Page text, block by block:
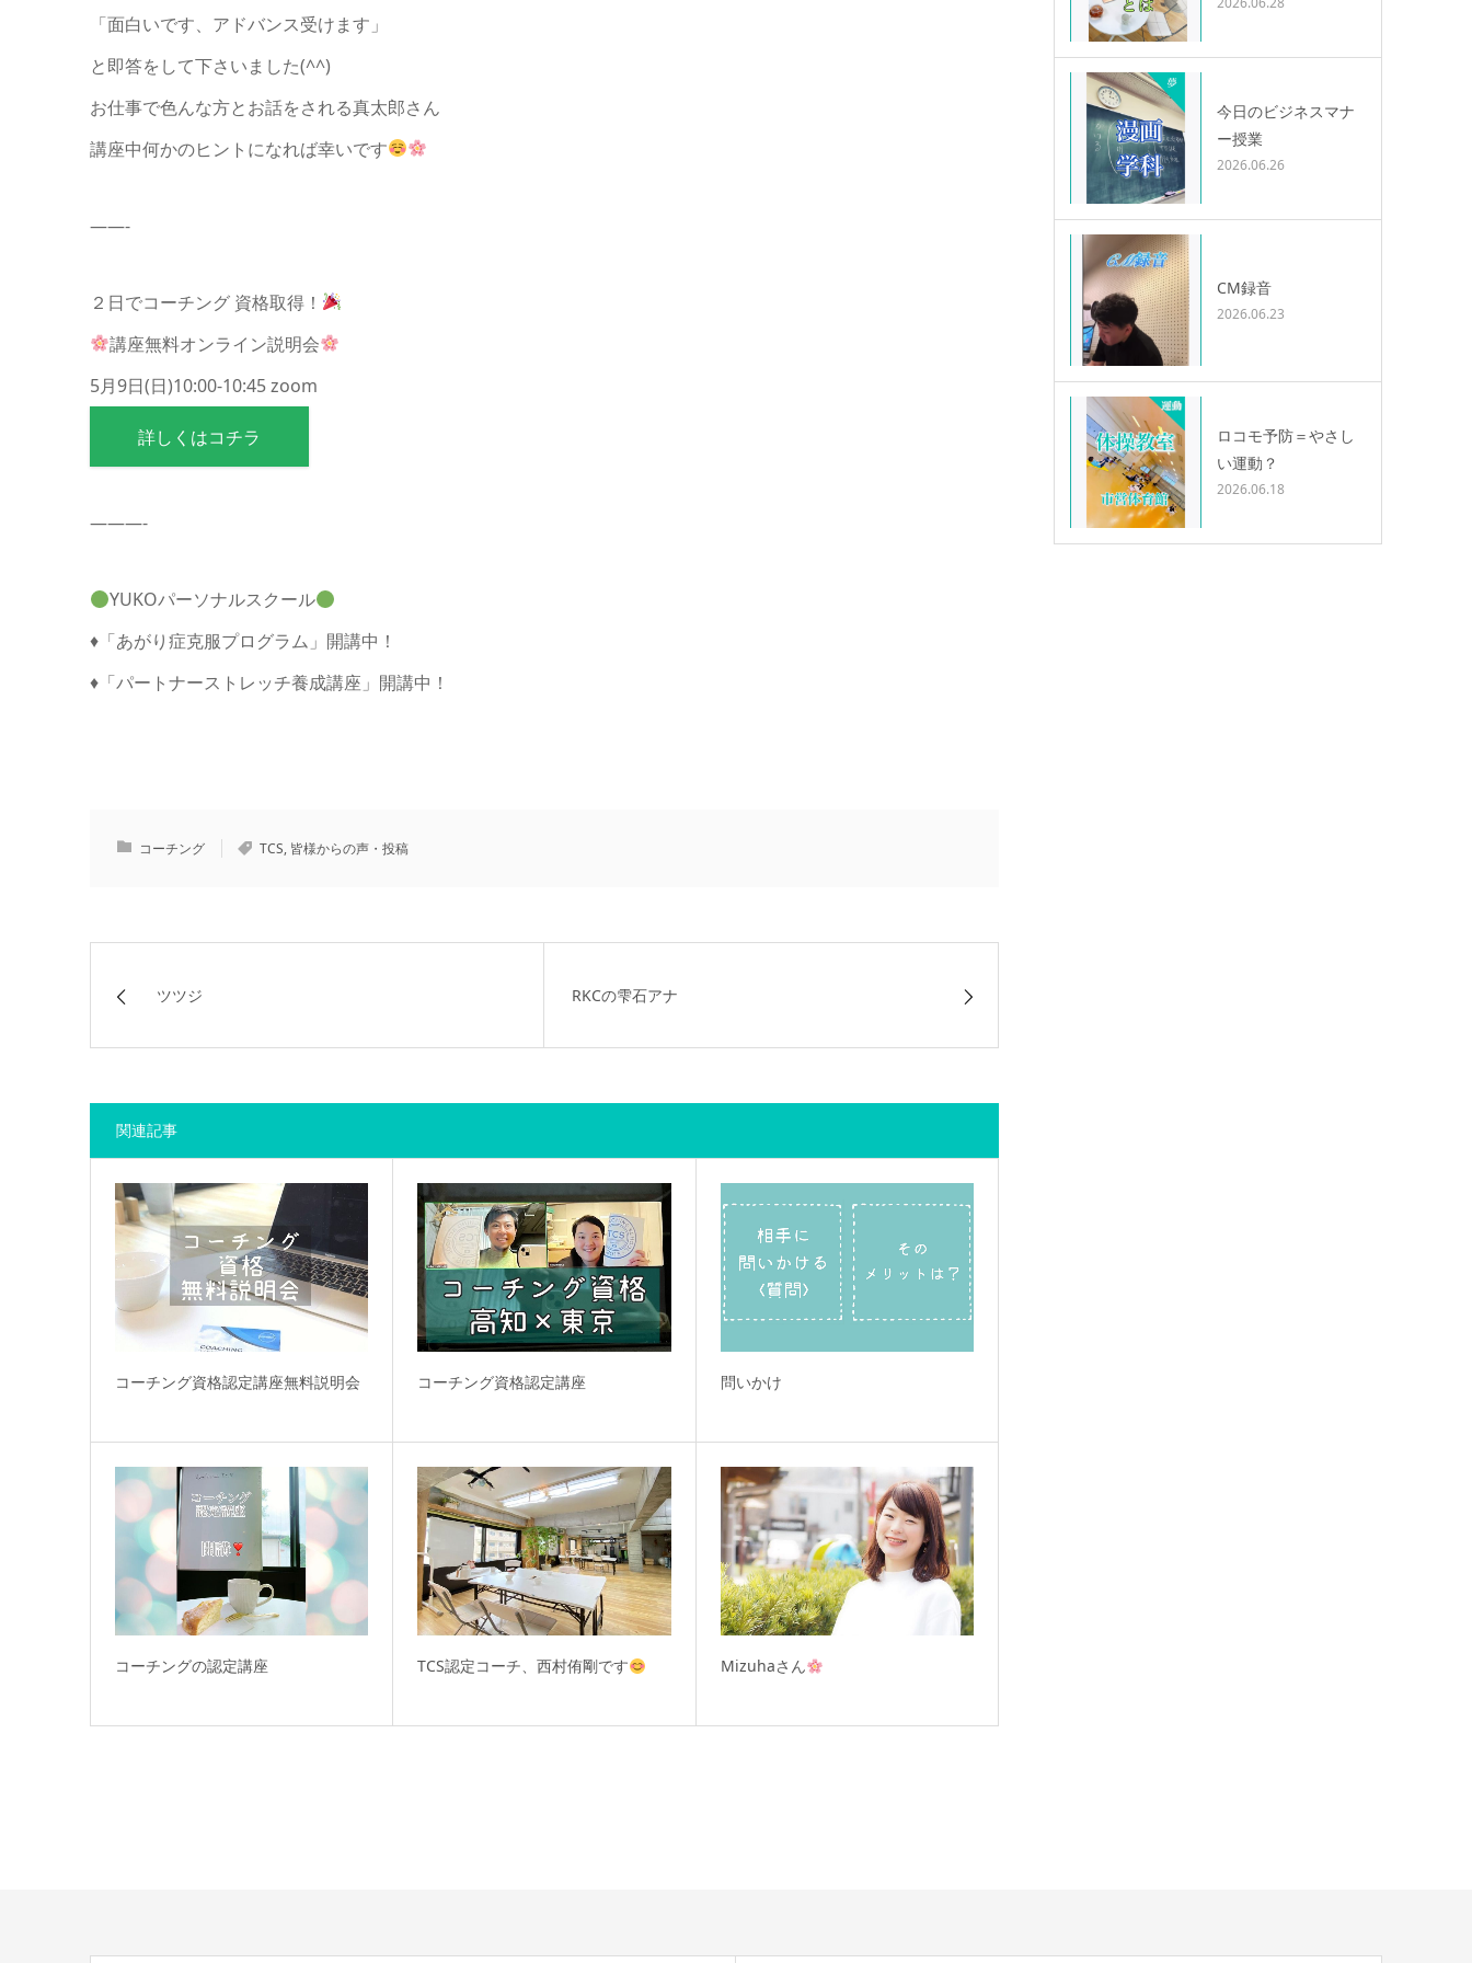
「面白いです、アドバンス受けます」
と即答をして下さいました(^^)
お仕事で色んな方とお話をされる真太郎さん
講座中何かのヒントになれば幸いです
——-
２日でコーチング 資格取得！
講座無料オンライン説明会
5月9日(日)10:00-10:45 zoom
詳しくはコチラ
———-
YUKOパーソナルスクール
♦︎「あがり症克服プログラム」開講中！
♦︎「パートナーストレッチ養成講座」開講中！
コーチング TCS, 皆様からの声・投稿
ツツジ RKCの雫石アナ
関連記事
コーチング資格認定講座無料説明会 コーチング資格認定講座 問いかけ
コーチングの認定講座 TCS認定コーチ、西村侑剛です Mizuhaさん
今日のビジネスマナ
ー授業
2026.06.26
CM録音
2026.06.23
ロコモ予防＝やさし
い運動？
2026.06.18